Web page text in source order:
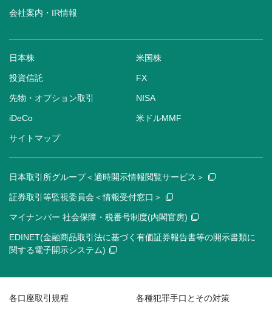
会社案内・IR情報
日本株 米国株
投資信託 FX
先物・オプション取引 NISA
iDeCo 米ドルMMF
サイトマップ
日本取引所グループ＜適時開示情報閲覧サービス＞
証券取引等監視委員会＜情報受付窓口＞
マイナンバー 社会保障・税番号制度(内閣官房)
EDINET(金融商品取引法に基づく有価証券報告書等の開示書類に
関する電子開示システム)
各口座取引規程 各種犯罪手口とその対策